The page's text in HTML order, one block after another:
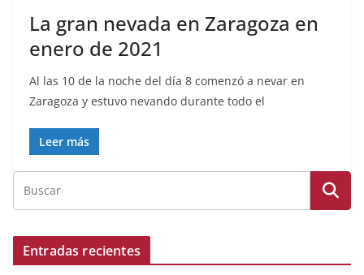
La gran nevada en Zaragoza en
enero de 2021
Al las 10 de la noche del día 8 comenzó a nevar en
Zaragoza y estuvo nevando durante todo el
Leer más
Entradas recientes